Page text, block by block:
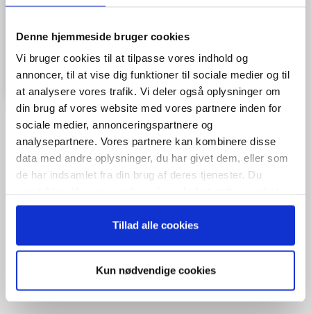
Denne hjemmeside bruger cookies
Vi bruger cookies til at tilpasse vores indhold og
annoncer, til at vise dig funktioner til sociale medier og til
at analysere vores trafik. Vi deler også oplysninger om
din brug af vores website med vores partnere inden for
sociale medier, annonceringspartnere og
analysepartnere. Vores partnere kan kombinere disse
data med andre oplysninger, du har givet dem, eller som
de har indsamlet fra din brug af deres tjenester. Du
anvende vores hjemmeside.
Tillad alle cookies
Kun nødvendige cookies
Når du trykker "modtag bogen" bliver du tilmeldt Bestyrelsesguidens
Modtag bogen direkte i din
mailboks